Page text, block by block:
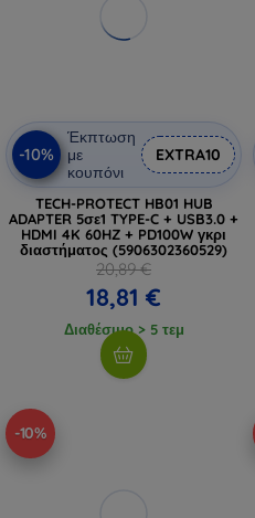
-10%
Έκπτωση
με
κουπόνι
EXTRA10
TECH-PROTECT HB01 HUB
ADAPTER 5σε1 TYPE-C + USB3.0 +
HDMI 4K 60HZ + PD100W γκρι
διαστήματος (5906302360529)
20,89 €
18,81 €
Διαθέσιμο > 5 τεμ
-10%